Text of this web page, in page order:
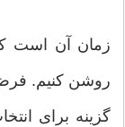
زمان آن است
روشن کنیم.
گزینه برای